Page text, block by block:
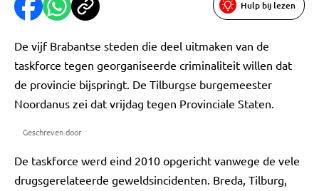
Hulp bij lezen
De vijf Brabantse steden die deel uitmaken van de
taskforce tegen georganiseerde criminaliteit willen dat
de provincie bijspringt. De Tilburgse burgemeester
Noordanus zei dat vrijdag tegen Provinciale Staten.
Geschreven door
De taskforce werd eind 2010 opgericht vanwege de vele
drugsgerelateerde geweldsincidenten. Breda, Tilburg,